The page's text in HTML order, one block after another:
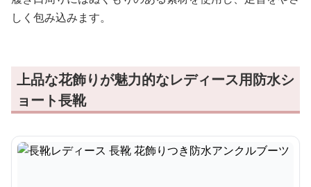
しく包み込みます。
上品な花飾りが魅力的なレディース用防水シ
ョート長靴